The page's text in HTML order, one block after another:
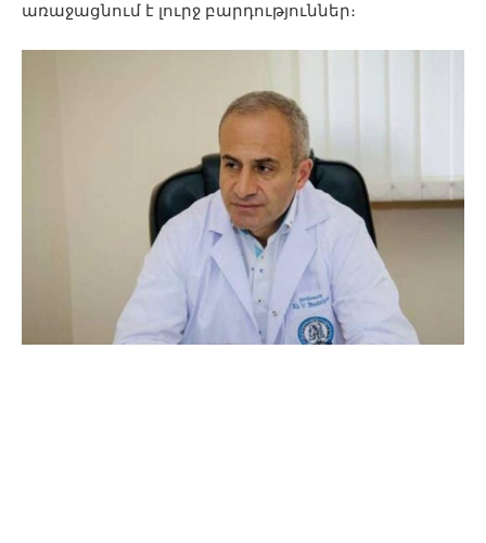
առաջացնում է լուրջ բարդություններ։